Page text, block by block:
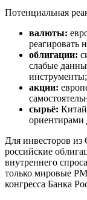
Потенциальная
валюты:
реагировать
облигации:
слабые
инструменты;
акции:
сырьё:
ориентирами
Для инвесторов
российские
внутреннего
только мировые
конгресса Банка